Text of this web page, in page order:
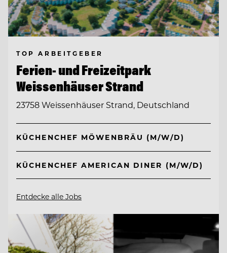
TOP ARBEITGEBER
Ferien- und Freizeitpark
Weissenhäuser Strand
23758 Weissenhäuser Strand, Deutschland
KÜCHENCHEF MÖWENBRÄU (M/W/D)
KÜCHENCHEF AMERICAN DINER (M/W/D)
Entdecke alle Jobs